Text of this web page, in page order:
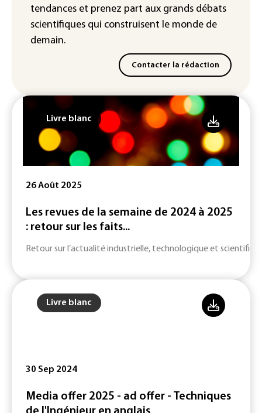
européenne
tendances et prenez part aux grands débats
scientifiques qui construisent le monde de
demain.
Contacter la rédaction
Livre blanc
26 Août 2025
Les revues de la semaine de 2024 à 2025
: retour sur les faits...
Retour sur l’actualité industrielle, technologique et
Livre blanc
30 Sep 2024
Media offer 2025 - ad offer - Techniques